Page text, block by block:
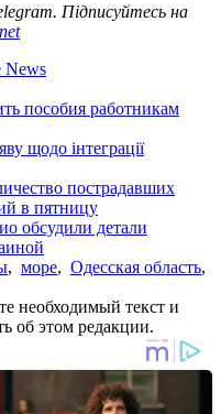
Підписуйтесь на
News
пособия работникам
щодо інтеграції
пострадавших
в пятницу
обсудили детали
, море, Одесская область,
необходимый текст и
об этом редакции.